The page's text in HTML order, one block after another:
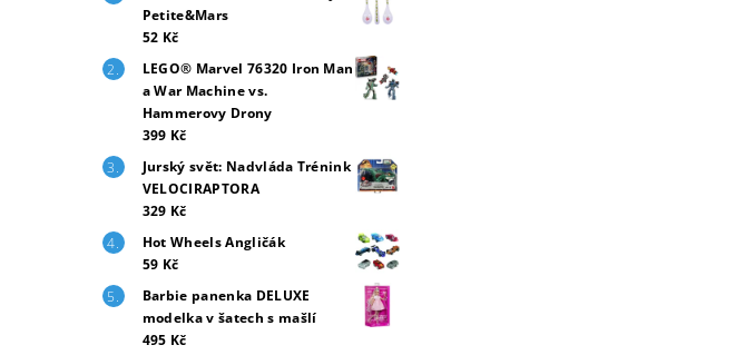
Petite&Mars
52 Kč
LEGO® Marvel 76320 Iron Man
a War Machine vs.
Hammerovy Drony
399 Kč
Jurský svět: Nadvláda Trénink
VELOCIRAPTORA
329 Kč
Hot Wheels Angličák
59 Kč
Barbie panenka DELUXE
modelka v šatech s mašlí
495 Kč